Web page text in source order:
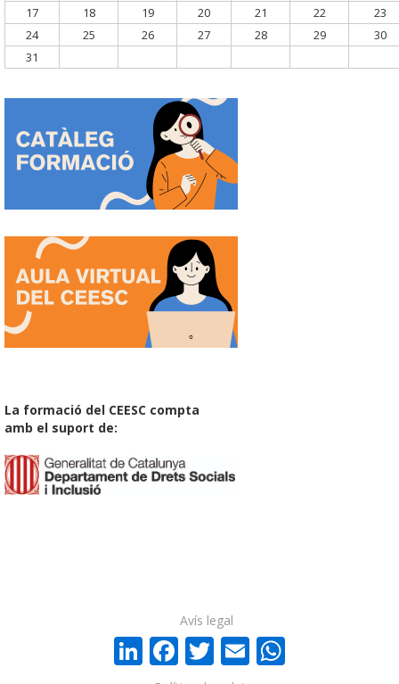
17
18 19 20 21 22
23
24
25 26 27 28 29
30
31
La formació del CEESC compta
amb el suport de:
LinkedIn
Facebook
Twitter
Email
Avís legal